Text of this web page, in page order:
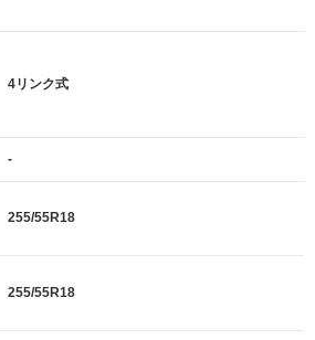
4リンク式
-
255/55R18
255/55R18